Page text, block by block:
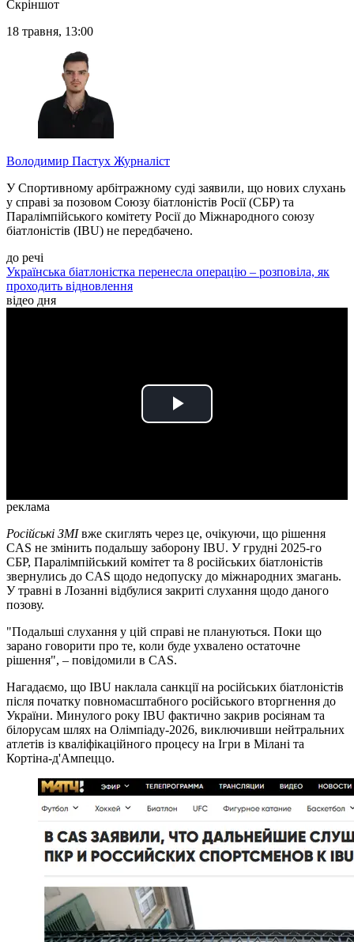
Скріншот
18 травня, 13:00
Володимир Пастух Журналіст
У Спортивному арбітражному суді заявили, що нових слухань
у справі за позовом Союзу біатлоністів Росії (СБР) та
Паралімпійського комітету Росії до Міжнародного союзу
біатлоністів (IBU) не передбачено.
до речі
Українська біатлоністка перенесла операцію – розповіла, як
проходить відновлення
відео дня
Play
реклама
Російські ЗМІвже скиглять через це, очікуючи, що рішення
CAS не змінить подальшу заборону IBU. У грудні 2025-го
СБР, Паралімпійський комітет та 8 російських біатлоністів
звернулись до CAS щодо недопуску до міжнародних змагань.
У травні в Лозанні відбулися закриті слухання щодо даного
позову.
"Подальші слухання у цій справі не плануються. Поки що
зарано говорити про те, коли буде ухвалено остаточне
рішення", – повідомили в CAS.
Нагадаємо, що IBU наклала санкції на російських біатлоністів
після початку повномасштабного російського вторгнення до
України. Минулого року IBU фактично закрив росіянам та
білорусам шлях на Олімпіаду-2026, виключивши нейтральних
атлетів із кваліфікаційного процесу на Ігри в Мілані та
Кортіна-д'Ампеццо.